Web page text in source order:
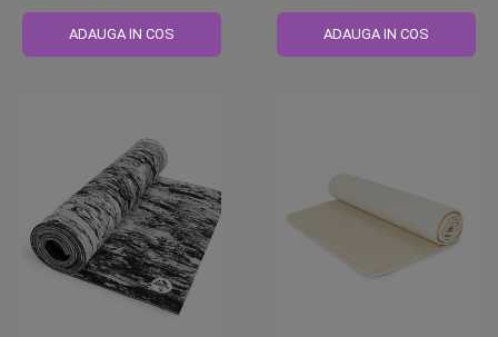
ADAUGA IN COS
obisnuit
ADAUGA IN COS